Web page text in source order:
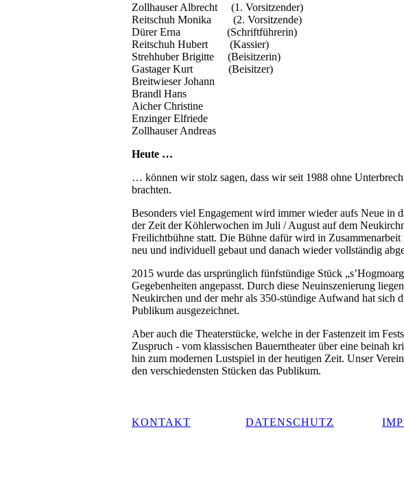
Zollhauser Albrecht (1. Vorsitzender)
Reitschuh Monika (2. Vorsitzende)
Dürer Erna (Schriftführerin)
Reitschuh Hubert (Kassier)
Strehhuber Brigitte (Beisitzerin)
Gastager Kurt (Beisitzer)
Breitwieser Johann
Brandl Hans
Aicher Christine
Enzinger Elfriede
Zollhauser Andreas
Heute …
… können wir stolz sagen, dass wir seit 1988 ohne
brachten.
Besonders viel Engagement wird immer wieder aufs Neue in
der Zeit der Köhlerwochen im Juli / August auf dem
Freilichtbühne statt. Die Bühne dafür wird in
neu und individuell gebaut und danach wieder vollständig
2015 wurde das ursprünglich fünfstündige Stück
Gegebenheiten angepasst. Durch diese Neuinszenierung
Neukirchen und der mehr als 350-stündige Aufwand hat sich
Publikum ausgezeichnet.
Aber auch die Theaterstücke, welche in der Fastenzeit im
Zuspruch - vom klassischen Bauerntheater über eine beinah
hin zum modernen Lustspiel in der heutigen Zeit. Unser
den verschiedensten Stücken das Publikum.
KONTAKT DATENSCHUTZ